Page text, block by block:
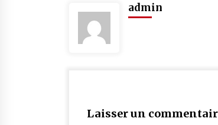
admin
Laisser un